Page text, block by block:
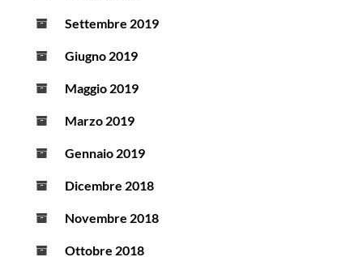
Settembre 2019
Giugno 2019
Maggio 2019
Marzo 2019
Gennaio 2019
Dicembre 2018
Novembre 2018
Ottobre 2018